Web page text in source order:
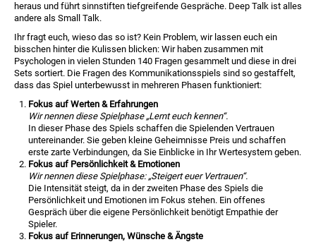
heraus und führt sinnstiften tiefgreifende Gespräche. Deep Talk ist alles
andere als Small Talk.
Ihr fragt euch, wieso das so ist? Kein Problem, wir lassen euch ein
bisschen hinter die Kulissen blicken: Wir haben zusammen mit
Psychologen in vielen Stunden 140 Fragen gesammelt und diese in drei
Sets sortiert. Die Fragen des Kommunikationsspiels sind so gestaffelt,
dass das Spiel unterbewusst in mehreren Phasen funktioniert:
Fokus auf Werten & Erfahrungen
Wir nennen diese Spielphase „Lernt euch kennen“.
In dieser Phase des Spiels schaffen die Spielenden Vertrauen
untereinander. Sie geben kleine Geheimnisse Preis und schaffen
erste zarte Verbindungen, da Sie Einblicke in Ihr Wertesystem geben.
Fokus auf Persönlichkeit & Emotionen
Wir nennen diese Spielphase: „Steigert euer Vertrauen“.
Die Intensität steigt, da in der zweiten Phase des Spiels die
Persönlichkeit und Emotionen im Fokus stehen. Ein offenes
Gespräch über die eigene Persönlichkeit benötigt Empathie der
Spieler.
Fokus auf Erinnerungen, Wünsche & Ängste